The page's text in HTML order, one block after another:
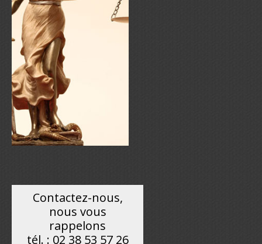
Contactez-nous,
nous vous
rappelons
tél. : 02 38 53 57 26